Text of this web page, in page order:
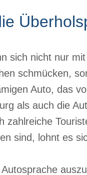
sich nicht nur
schmücken,
Auto, das
als auch die
zahlreiche
sind, lohnt es